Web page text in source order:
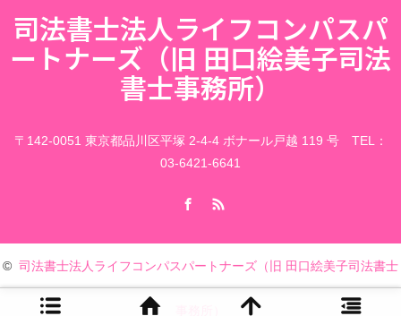
司法書士法人ライフコンパスパ
ートナーズ（旧 田口絵美子司法
書士事務所）
〒142-0051 東京都品川区平塚 2-4-4 ボナール戸越 119 号 TEL：
03-6421-6641
© 司法書士法人ライフコンパスパートナーズ（旧 田口絵美子司法書士